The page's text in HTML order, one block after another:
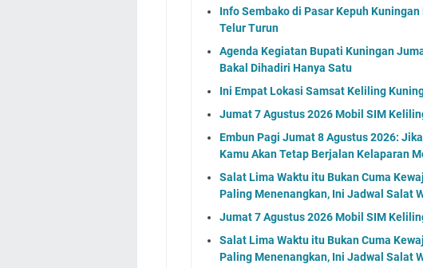
Info Sembako di Pasar Kepuh
Telur Turun
Agenda Kegiatan Bupati Kuningan
Bakal Dihadiri Hanya Satu
Ini Empat Lokasi Samsat Keliling
Jumat 7 Agustus 2026 Mobil SIM
Embun Pagi Jumat 8 Agustus 2026:
Kamu Akan Tetap Berjalan Kelaparan
Salat Lima Waktu itu Bukan Cuma
Paling Menenangkan, Ini Jadwal Salat
Jumat 7 Agustus 2026 Mobil SIM
Salat Lima Waktu itu Bukan Cuma
Paling Menenangkan, Ini Jadwal Salat